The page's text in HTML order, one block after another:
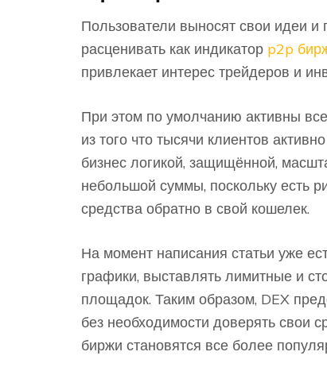
Пользователи выносят свои идеи
расценивать как индикатор p2p
привлекает интерес трейдеров и
При этом по умолчанию активны
из того что тысячи клиентов
бизнес логикой, защищённой,
небольшой суммы, поскольку есть
средства обратно в свой кошелек.
На момент написания статьи уже
графики, выставлять лимитные и
площадок. Таким образом, DEX
без необходимости доверять свои
биржи становятся все более